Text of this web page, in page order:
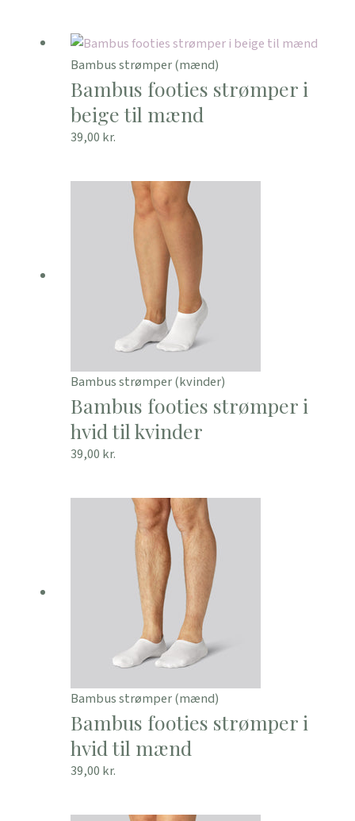
Bambus strømper (mænd)
Bambus footies strømper i
beige til mænd
39,00 kr.
Bambus strømper (kvinder)
Bambus footies strømper i
hvid til kvinder
39,00 kr.
Bambus strømper (mænd)
Bambus footies strømper i
hvid til mænd
39,00 kr.